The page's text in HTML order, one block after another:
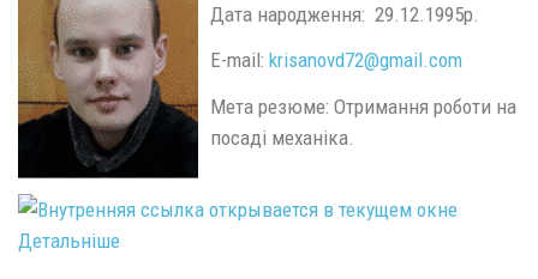
Дата народження: 29.12.1995р.
E-mail: krisanovd72@gmail.com
Мета резюме: Отримання роботи на
посаді механіка.
Детальніше